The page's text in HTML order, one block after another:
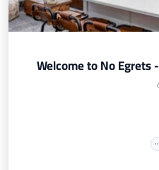
Welcome to No
/ تراس